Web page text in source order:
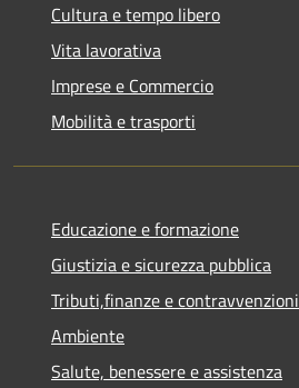
Cultura e tempo libero
Vita lavorativa
Imprese e Commercio
Mobilità e trasporti
Educazione e formazione
Giustizia e sicurezza pubblica
Tributi,finanze e contravvenzioni
Ambiente
Salute, benessere e assistenza